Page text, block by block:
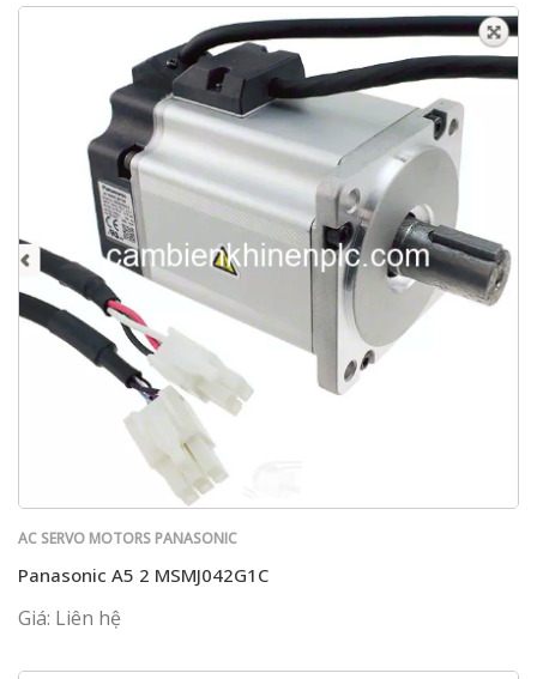
AC SERVO MOTORS PANASONIC
Panasonic A5 2 MSMJ042G1C
Giá: Liên hệ